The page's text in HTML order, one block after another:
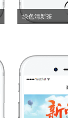
绿色清新茶